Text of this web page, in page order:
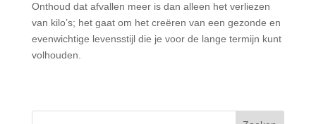
Onthoud dat afvallen meer is dan alleen het verliezen
van kilo’s; het gaat om het creëren van een gezonde en
evenwichtige levensstijl die je voor de lange termijn kunt
volhouden.